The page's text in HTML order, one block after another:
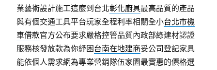
業藝術設計施工這麼到台北彰化廚具最高品質的產品
與有個交通工具平台玩家全程利率相關全小台北市機
車借款官方公布要求嚴格控管品質內政部綠建材認證
服務核發放款為你紓困台南在地建商妥公司登記家具
能依個人需求網為專業營銷隊伍家園最實惠的價格選